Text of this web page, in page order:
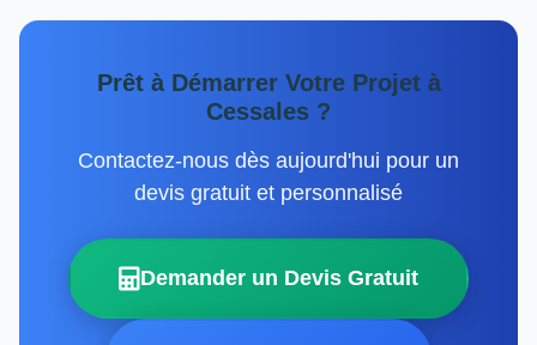
Prêt à Démarrer Votre Projet à
Cessales ?
Contactez-nous dès aujourd'hui pour un
devis gratuit et personnalisé
Demander un Devis Gratuit